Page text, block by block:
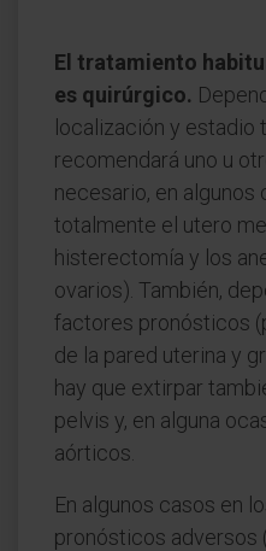
El tratamiento
es quirúrgico.
localización y estadio
recomendará uno u
necesario, en algunos
totalmente el utero
histerectomía y los
ovarios). También,
factores pronósticos
de la pared uterina y
hay que extirpar
pelvis y, en alguna
aórticos.
En algunos casos en
pronósticos adversos